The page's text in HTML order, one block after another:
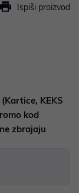
Ispiši proizvod
KEKS
kod
zbrajaju